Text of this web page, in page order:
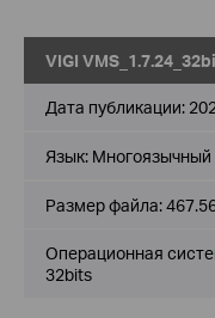
VIGI
Дата публикации:
Язык: Многоязычный
Размер файла:
Операционная
32bits